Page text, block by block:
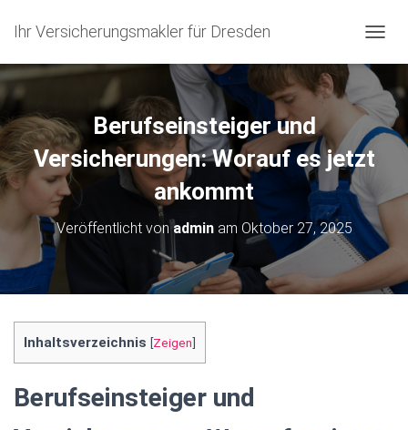
Ihr Versicherungsmakler für Dresden
A
V
G
A
N
U
M
S
H
Berufseinsteiger und
Versicherungen: Worauf es jetzt
ankommt
Veröffentlicht vonadminam Oktober 27, 2025
Inhaltsverzeichnis [Zeigen]
Berufseinsteiger und